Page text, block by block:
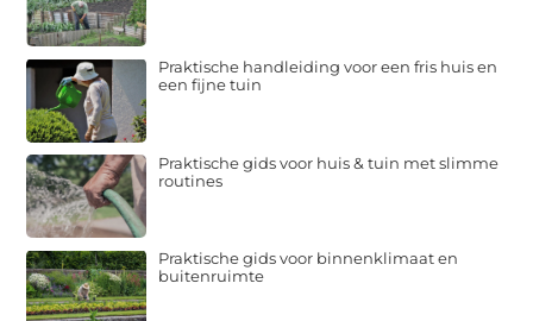
Praktische handleiding voor een fris huis en
een fijne tuin
Praktische gids voor huis & tuin met slimme
routines
Praktische gids voor binnenklimaat en
buitenruimte